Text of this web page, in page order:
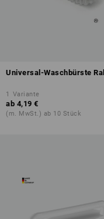
Universal-Waschbürste
1 Variante
ab 4,19 €
(m. MwSt.) ab 10 Stück